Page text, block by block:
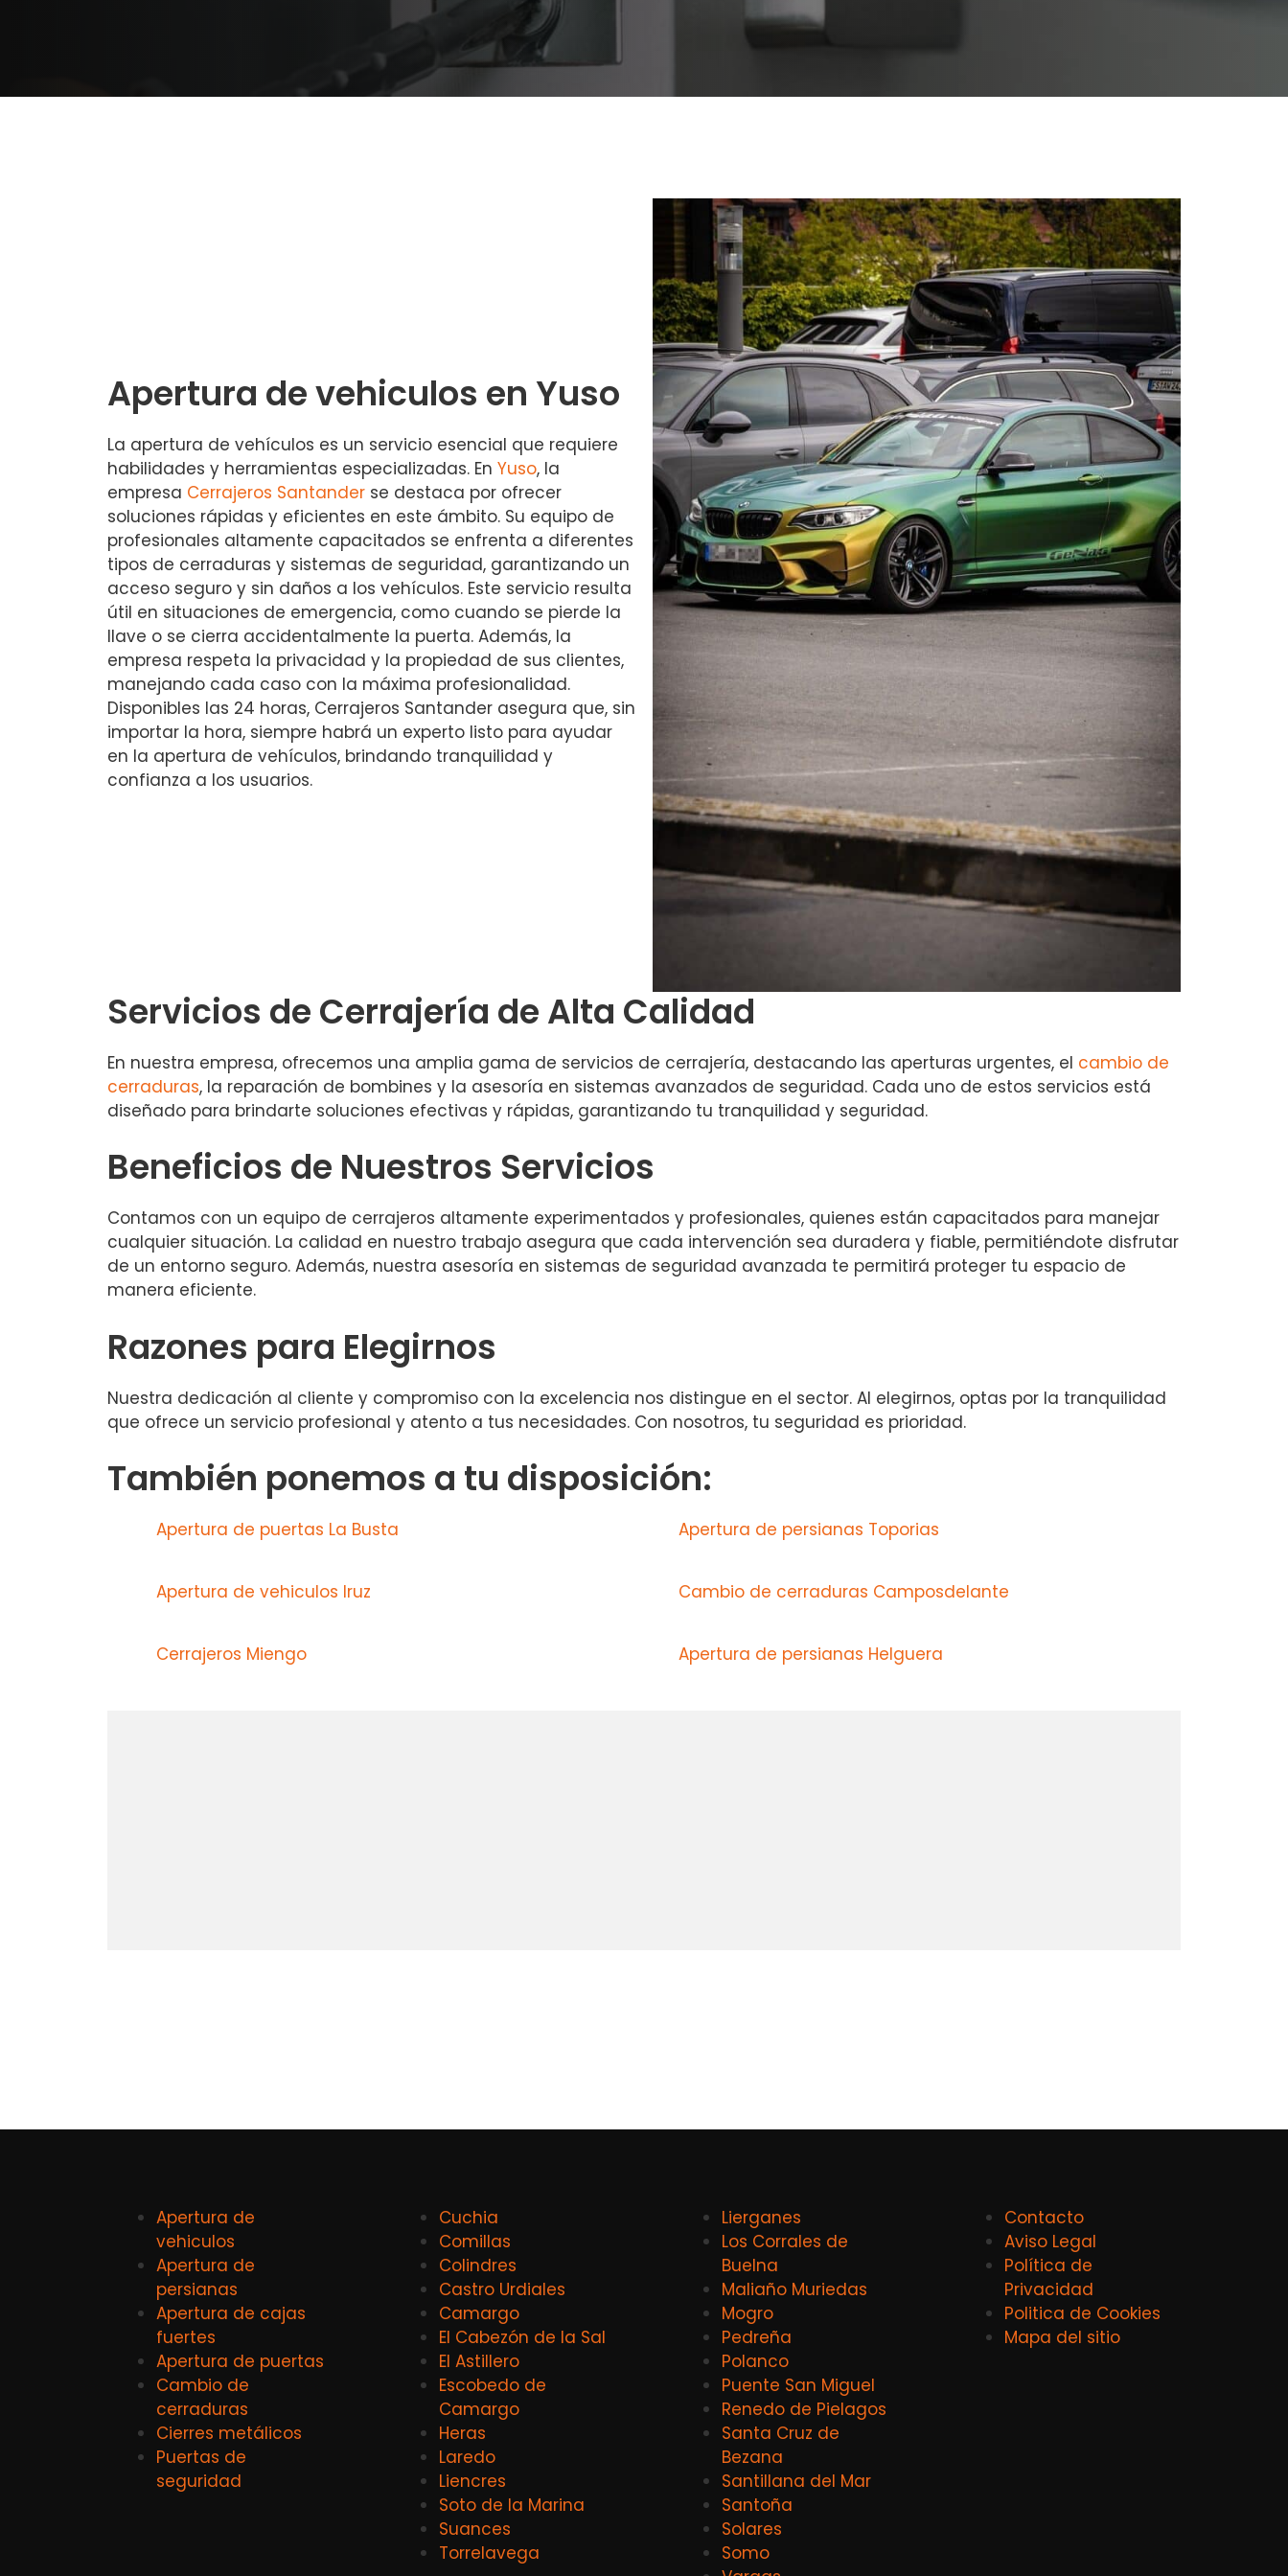
Apertura de vehiculos en Yuso
La apertura de vehículos es un servicio esencial que requiere
habilidades y herramientas especializadas. En Yuso, la
empresa Cerrajeros Santander se destaca por ofrecer
soluciones rápidas y eficientes en este ámbito. Su equipo de
profesionales altamente capacitados se enfrenta a diferentes
tipos de cerraduras y sistemas de seguridad, garantizando un
acceso seguro y sin daños a los vehículos. Este servicio resulta
útil en situaciones de emergencia, como cuando se pierde la
llave o se cierra accidentalmente la puerta. Además, la
empresa respeta la privacidad y la propiedad de sus clientes,
manejando cada caso con la máxima profesionalidad.
Disponibles las 24 horas, Cerrajeros Santander asegura que, sin
importar la hora, siempre habrá un experto listo para ayudar
en la apertura de vehículos, brindando tranquilidad y
confianza a los usuarios.
Servicios de Cerrajería de Alta Calidad
En nuestra empresa, ofrecemos una amplia gama de servicios de cerrajería, destacando las aperturas urgentes, el cambio de
cerraduras, la reparación de bombines y la asesoría en sistemas avanzados de seguridad. Cada uno de estos servicios está
diseñado para brindarte soluciones efectivas y rápidas, garantizando tu tranquilidad y seguridad.
Beneficios de Nuestros Servicios
Contamos con un equipo de cerrajeros altamente experimentados y profesionales, quienes están capacitados para manejar
cualquier situación. La calidad en nuestro trabajo asegura que cada intervención sea duradera y fiable, permitiéndote disfrutar
de un entorno seguro. Además, nuestra asesoría en sistemas de seguridad avanzada te permitirá proteger tu espacio de
manera eficiente.
Razones para Elegirnos
Nuestra dedicación al cliente y compromiso con la excelencia nos distingue en el sector. Al elegirnos, optas por la tranquilidad
que ofrece un servicio profesional y atento a tus necesidades. Con nosotros, tu seguridad es prioridad.
También ponemos a tu disposición:
Apertura de puertas La Busta Apertura de persianas Toporias
Apertura de vehiculos Iruz Cambio de cerraduras Camposdelante
Cerrajeros Miengo Apertura de persianas Helguera
Apertura de
vehiculos
Apertura de
persianas
Apertura de cajas
fuertes
Apertura de puertas
Cambio de
cerraduras
Cierres metálicos
Puertas de
seguridad
Cuchia
Comillas
Colindres
Castro Urdiales
Camargo
El Cabezón de la Sal
El Astillero
Escobedo de
Camargo
Heras
Laredo
Liencres
Soto de la Marina
Suances
Torrelavega
Lierganes
Los Corrales de
Buelna
Maliaño Muriedas
Mogro
Pedreña
Polanco
Puente San Miguel
Renedo de Pielagos
Santa Cruz de
Bezana
Santillana del Mar
Santoña
Solares
Somo
Contacto
Aviso Legal
Política de
Privacidad
Politica de Cookies
Mapa del sitio